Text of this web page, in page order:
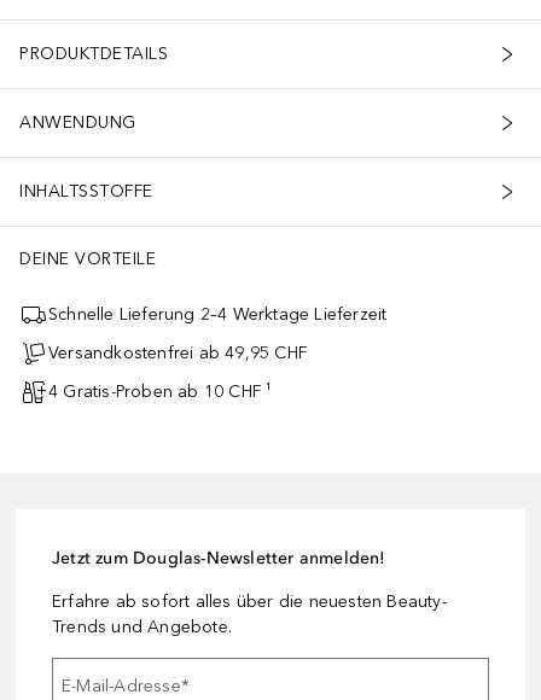
PRODUKTDETAILS
ANWENDUNG
INHALTSSTOFFE
DEINE VORTEILE
Schnelle Lieferung 2–4 Werktage Lieferzeit
Versandkostenfrei ab 49,95 CHF
4 Gratis-Proben ab 10 CHF ¹
Jetzt zum Douglas-Newsletter anmelden!
Erfahre ab sofort alles über die neuesten Beauty-
Trends und Angebote.
E-Mail-Adresse*